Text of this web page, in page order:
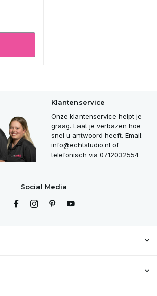
Klantenservice
Onze klantenservice helpt je
graag. Laat je verbazen hoe
snel u antwoord heeft. Email:
info@echtstudio.nl of
telefonisch via 0712032554
Social Media